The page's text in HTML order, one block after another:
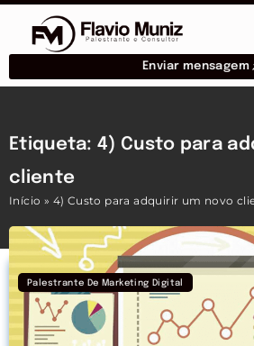
Enviar mensagem
Etiqueta: 4) Custo para
cliente
Início » 4) Custo para adquirir um novo
Palestrante De Marketing Digital